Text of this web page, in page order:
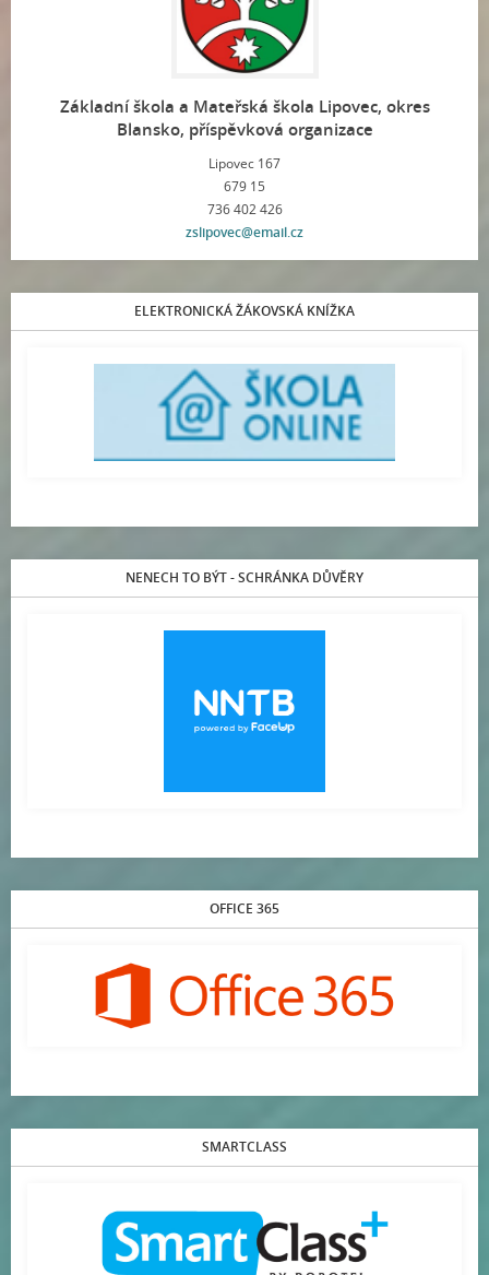
Základní škola a Mateřská škola Lipovec, okres
Blansko, příspěvková organizace
Lipovec 167
679 15
736 402 426
zslipovec@email.cz
ELEKTRONICKÁ ŽÁKOVSKÁ KNÍŽKA
NENECH TO BÝT - SCHRÁNKA DŮVĚRY
OFFICE 365
SMARTCLASS